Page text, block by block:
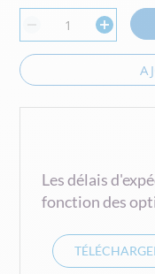
Les délais
fonction des